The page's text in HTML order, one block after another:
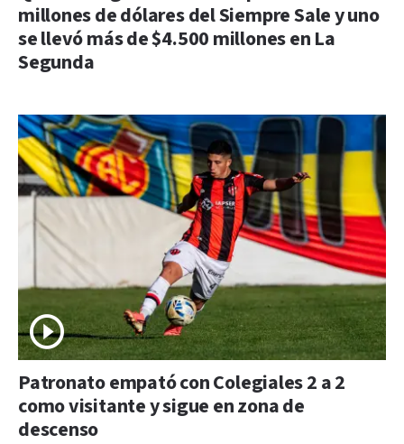
millones de dólares del Siempre Sale y uno
se llevó más de $4.500 millones en La
Segunda
Patronato empató con Colegiales 2 a 2
como visitante y sigue en zona de
descenso